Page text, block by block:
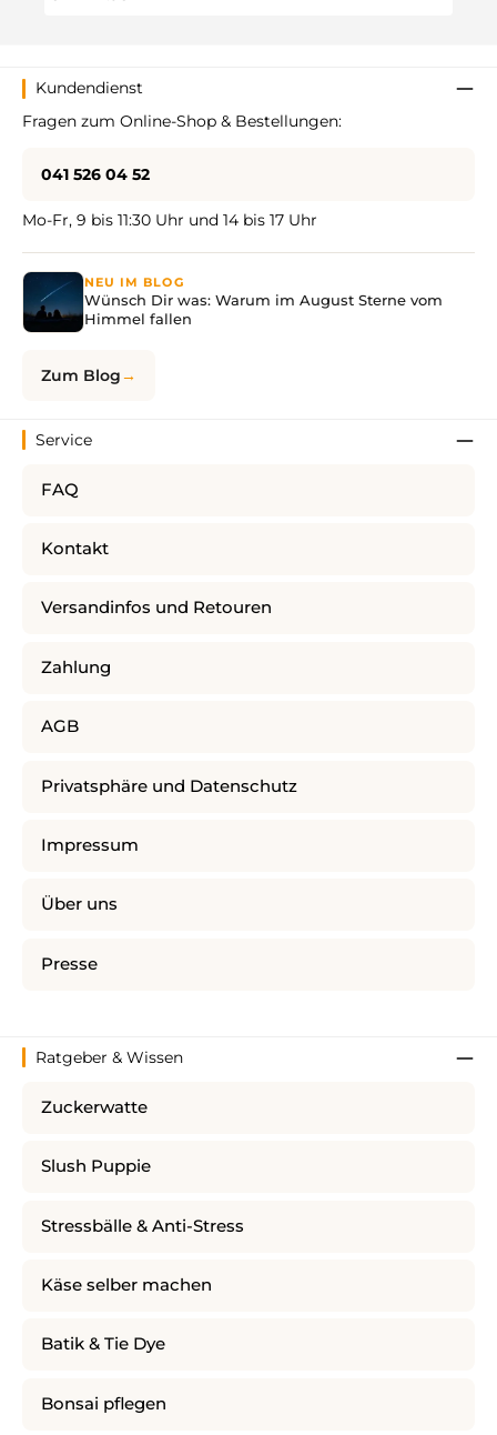
Kundendienst
Fragen zum Online-Shop & Bestellungen:
041 526 04 52
Mo-Fr, 9 bis 11:30 Uhr und 14 bis 17 Uhr
NEU IM BLOG
Wünsch Dir was: Warum im August Sterne vom
Himmel fallen
Zum Blog
Service
FAQ
Kontakt
Versandinfos und Retouren
Zahlung
AGB
Privatsphäre und Datenschutz
Impressum
Über uns
Presse
Ratgeber & Wissen
Zuckerwatte
Slush Puppie
Stressbälle & Anti-Stress
Käse selber machen
Batik & Tie Dye
Bonsai pflegen